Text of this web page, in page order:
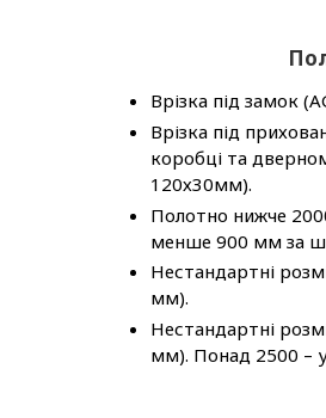
Врізка під замок
Врізка під
коробці та
120х30мм).
Полотно нижче
менше 900 мм за
Нестандартні
мм).
Нестандартні
мм). Понад 2500 –